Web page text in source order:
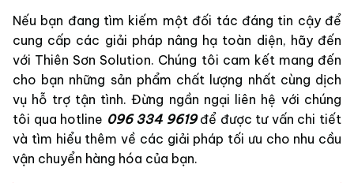
Nếu bạn đang tìm kiếm một đối tác đáng tin cậy để
cung cấp các giải pháp nâng hạ toàn diện, hãy đến
với Thiên Sơn Solution. Chúng tôi cam kết mang đến
cho bạn những sản phẩm chất lượng nhất cùng dịch
vụ hỗ trợ tận tình. Đừng ngần ngại liên hệ với chúng
tôi qua hotline 096 334 9619để được tư vấn chi tiết
và tìm hiểu thêm về các giải pháp tối ưu cho nhu cầu
vận chuyển hàng hóa của bạn.